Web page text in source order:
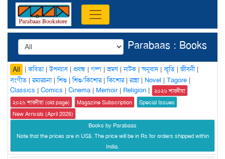
Parabaas : Books
All |কবিতা|উপন্যাস| প্রবন্ধ | গল্প |ভ্রমণ|নাটক |অনুবাদ|স্মৃতি |জীবনী|
সংগীত |রম্যরচনা|শিশু |শিশু/কিশোর|কিশোর|রান্না| Novel | Tagore |
Classics | Comics | Cinema | Memoir| Religion |
২০২৬ শারদীয়া
২০২৬ শারদীয়া (old page)
Magazine Subscription
Special Issues
New Arrivals (April 2026)
Books by Parabaas
Note that the prices are in US$. The price will be in Rs for orders shipped within
India.